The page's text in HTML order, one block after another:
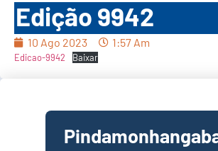
Edição 9942
10 Ago 2023 1:57 Am
Edicao-9942 Baixar